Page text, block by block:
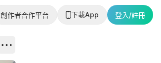
創作者合作平台 下載App 登入/註冊